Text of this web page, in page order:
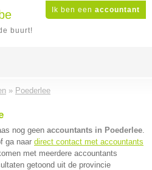
Ik ben een accountant
buurt!
» Poederlee
nog geen accountants in Poederlee.
ga naar direct contact met accountants
met meerdere accountants
getoond uit de provincie